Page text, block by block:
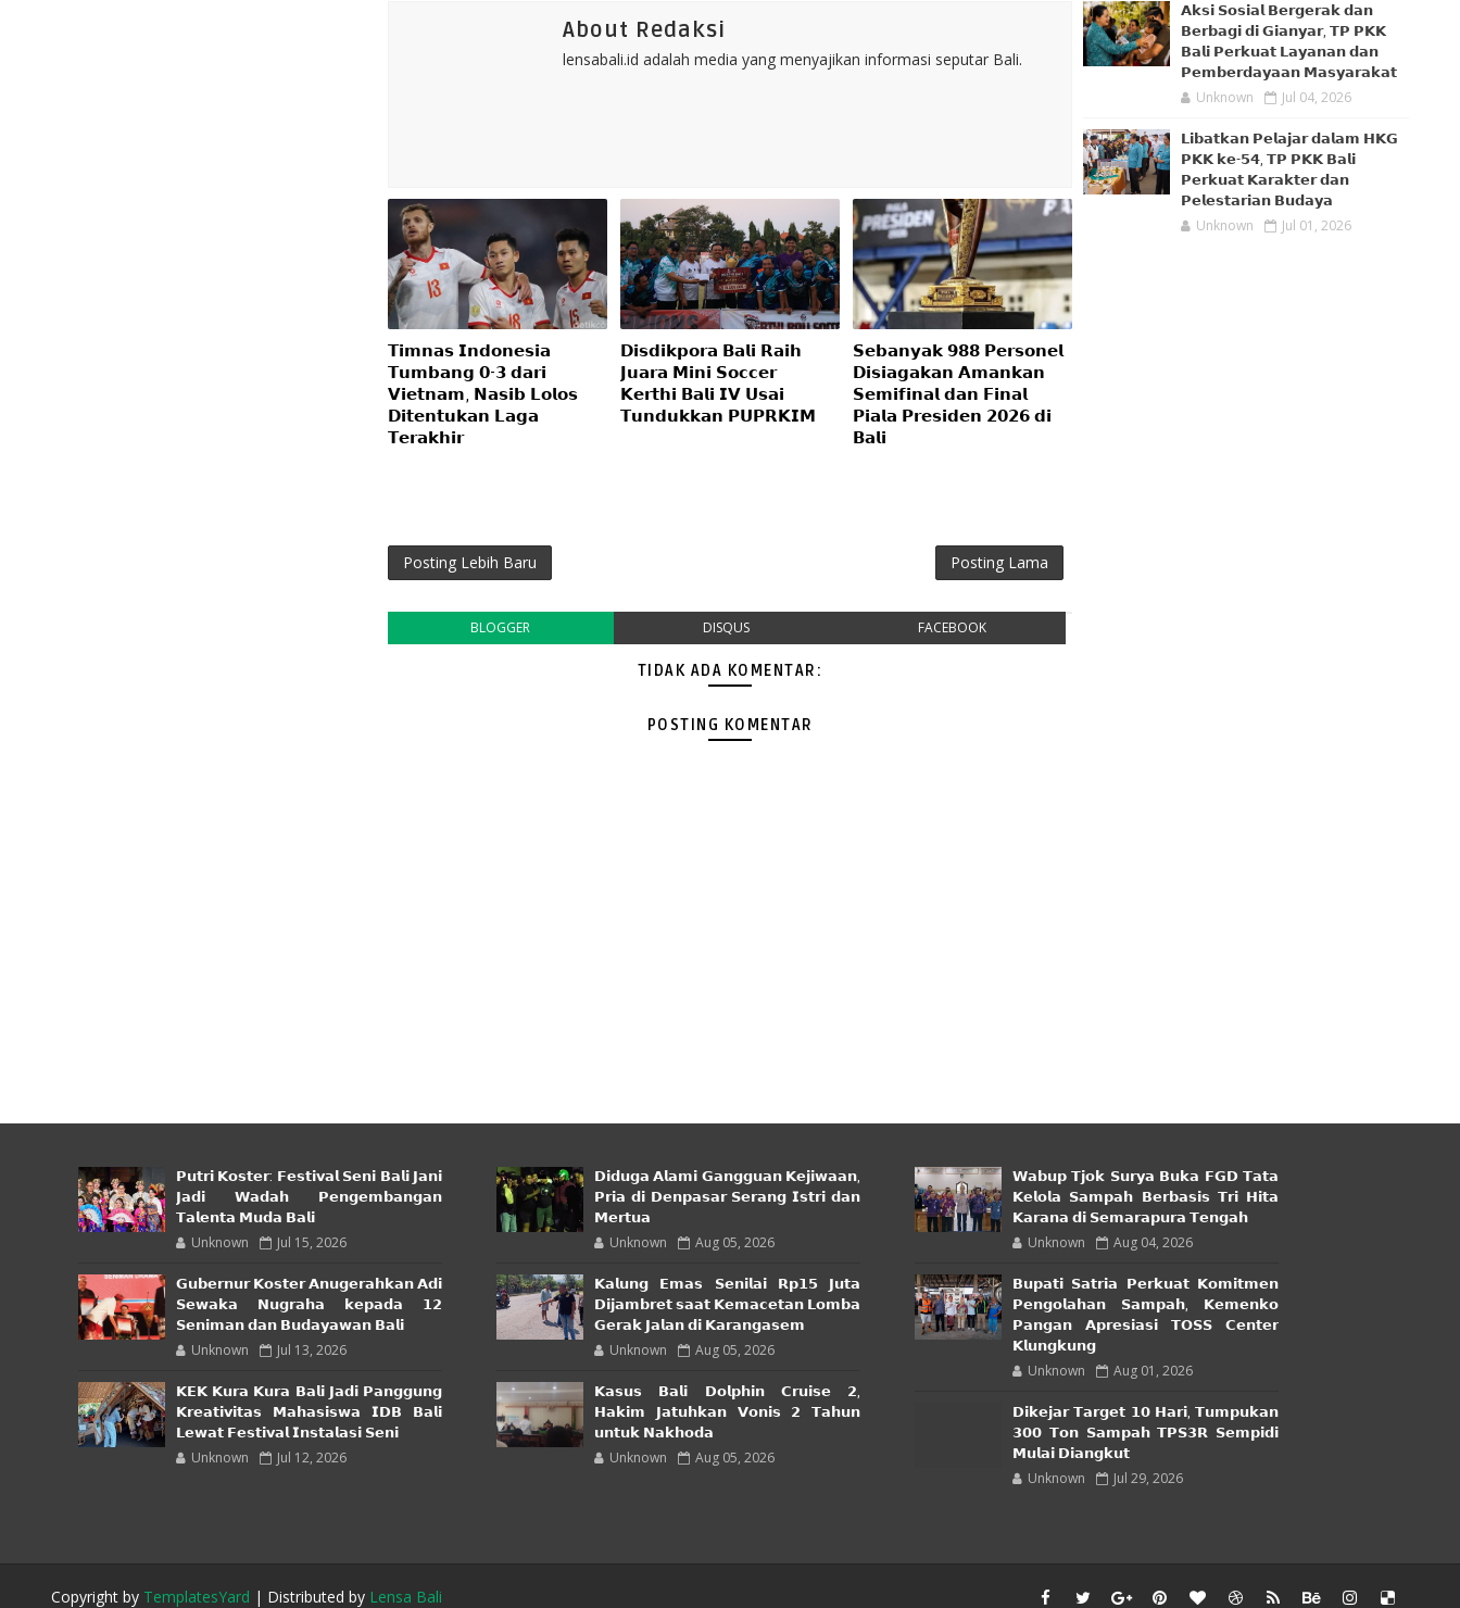
About Redaksi
lensabali.id adalah media yang menyajikan informasi seputar Bali.
𝗧𝗶𝗺𝗻𝗮𝘀 𝗜𝗻𝗱𝗼𝗻𝗲𝘀𝗶𝗮
𝗧𝘂𝗺𝗯𝗮𝗻𝗴 𝟬-𝟯 𝗱𝗮𝗿𝗶
𝗩𝗶𝗲𝘁𝗻𝗮𝗺, 𝗡𝗮𝘀𝗶𝗯 𝗟𝗼𝗹𝗼𝘀
𝗗𝗶𝘁𝗲𝗻𝘁𝘂𝗸𝗮𝗻 𝗟𝗮𝗴𝗮
𝗧𝗲𝗿𝗮𝗸𝗵𝗶𝗿
𝗗𝗶𝘀𝗱𝗶𝗸𝗽𝗼𝗿𝗮 𝗕𝗮𝗹𝗶 𝗥𝗮𝗶𝗵
𝗝𝘂𝗮𝗿𝗮 𝗠𝗶𝗻𝗶 𝗦𝗼𝗰𝗰𝗲𝗿
𝗞𝗲𝗿𝘁𝗵𝗶 𝗕𝗮𝗹𝗶 𝗜𝗩 𝗨𝘀𝗮𝗶
𝗧𝘂𝗻𝗱𝘂𝗸𝗸𝗮𝗻 𝗣𝗨𝗣𝗥𝗞𝗜𝗠
𝗦𝗲𝗯𝗮𝗻𝘆𝗮𝗸 𝟵𝟴𝟴 𝗣𝗲𝗿𝘀𝗼𝗻𝗲𝗹
𝗗𝗶𝘀𝗶𝗮𝗴𝗮𝗸𝗮𝗻 𝗔𝗺𝗮𝗻𝗸𝗮𝗻
𝗦𝗲𝗺𝗶𝗳𝗶𝗻𝗮𝗹 𝗱𝗮𝗻 𝗙𝗶𝗻𝗮𝗹
𝗣𝗶𝗮𝗹𝗮 𝗣𝗿𝗲𝘀𝗶𝗱𝗲𝗻 𝟮𝟬𝟮𝟲 𝗱𝗶
𝗕𝗮𝗹𝗶
Posting Lebih Baru Posting Lama
BLOGGER DISQUS FACEBOOK
TIDAK ADA KOMENTAR:
POSTING KOMENTAR
𝗔𝗸𝘀𝗶 𝗦𝗼𝘀𝗶𝗮𝗹 𝗕𝗲𝗿𝗴𝗲𝗿𝗮𝗸 𝗱𝗮𝗻
𝗕𝗲𝗿𝗯𝗮𝗴𝗶 𝗱𝗶 𝗚𝗶𝗮𝗻𝘆𝗮𝗿, 𝗧𝗣 𝗣𝗞𝗞
𝗕𝗮𝗹𝗶 𝗣𝗲𝗿𝗸𝘂𝗮𝘁 𝗟𝗮𝘆𝗮𝗻𝗮𝗻 𝗱𝗮𝗻
𝗣𝗲𝗺𝗯𝗲𝗿𝗱𝗮𝘆𝗮𝗮𝗻 𝗠𝗮𝘀𝘆𝗮𝗿𝗮𝗸𝗮𝘁
Unknown Jul 04, 2026
𝗟𝗶𝗯𝗮𝘁𝗸𝗮𝗻 𝗣𝗲𝗹𝗮𝗷𝗮𝗿 𝗱𝗮𝗹𝗮𝗺 𝗛𝗞𝗚
𝗣𝗞𝗞 𝗸𝗲-𝟱𝟰, 𝗧𝗣 𝗣𝗞𝗞 𝗕𝗮𝗹𝗶
𝗣𝗲𝗿𝗸𝘂𝗮𝘁 𝗞𝗮𝗿𝗮𝗸𝘁𝗲𝗿 𝗱𝗮𝗻
𝗣𝗲𝗹𝗲𝘀𝘁𝗮𝗿𝗶𝗮𝗻 𝗕𝘂𝗱𝗮𝘆𝗮
Unknown Jul 01, 2026
𝗣𝘂𝘁𝗿𝗶 𝗞𝗼𝘀𝘁𝗲𝗿: 𝗙𝗲𝘀𝘁𝗶𝘃𝗮𝗹 𝗦𝗲𝗻𝗶 𝗕𝗮𝗹𝗶 𝗝𝗮𝗻𝗶
𝗝𝗮𝗱𝗶 𝗪𝗮𝗱𝗮𝗵 𝗣𝗲𝗻𝗴𝗲𝗺𝗯𝗮𝗻𝗴𝗮𝗻
𝗧𝗮𝗹𝗲𝗻𝘁𝗮 𝗠𝘂𝗱𝗮 𝗕𝗮𝗹𝗶
Unknown Jul 15, 2026
𝗚𝘂𝗯𝗲𝗿𝗻𝘂𝗿 𝗞𝗼𝘀𝘁𝗲𝗿 𝗔𝗻𝘂𝗴𝗲𝗿𝗮𝗵𝗸𝗮𝗻 𝗔𝗱𝗶
𝗦𝗲𝘄𝗮𝗸𝗮 𝗡𝘂𝗴𝗿𝗮𝗵𝗮 𝗸𝗲𝗽𝗮𝗱𝗮 𝟭𝟮
𝗦𝗲𝗻𝗶𝗺𝗮𝗻 𝗱𝗮𝗻 𝗕𝘂𝗱𝗮𝘆𝗮𝘄𝗮𝗻 𝗕𝗮𝗹𝗶
Unknown Jul 13, 2026
𝗞𝗘𝗞 𝗞𝘂𝗿𝗮 𝗞𝘂𝗿𝗮 𝗕𝗮𝗹𝗶 𝗝𝗮𝗱𝗶 𝗣𝗮𝗻𝗴𝗴𝘂𝗻𝗴
𝗞𝗿𝗲𝗮𝘁𝗶𝘃𝗶𝘁𝗮𝘀 𝗠𝗮𝗵𝗮𝘀𝗶𝘀𝘄𝗮 𝗜𝗗𝗕 𝗕𝗮𝗹𝗶
𝗟𝗲𝘄𝗮𝘁 𝗙𝗲𝘀𝘁𝗶𝘃𝗮𝗹 𝗜𝗻𝘀𝘁𝗮𝗹𝗮𝘀𝗶 𝗦𝗲𝗻𝗶
Unknown Jul 12, 2026
𝗗𝗶𝗱𝘂𝗴𝗮 𝗔𝗹𝗮𝗺𝗶 𝗚𝗮𝗻𝗴𝗴𝘂𝗮𝗻 𝗞𝗲𝗷𝗶𝘄𝗮𝗮𝗻,
𝗣𝗿𝗶𝗮 𝗱𝗶 𝗗𝗲𝗻𝗽𝗮𝘀𝗮𝗿 𝗦𝗲𝗿𝗮𝗻𝗴 𝗜𝘀𝘁𝗿𝗶 𝗱𝗮𝗻
𝗠𝗲𝗿𝘁𝘂𝗮
Unknown Aug 05, 2026
𝗞𝗮𝗹𝘂𝗻𝗴 𝗘𝗺𝗮𝘀 𝗦𝗲𝗻𝗶𝗹𝗮𝗶 𝗥𝗽𝟭𝟱 𝗝𝘂𝘁𝗮
𝗗𝗶𝗷𝗮𝗺𝗯𝗿𝗲𝘁 𝘀𝗮𝗮𝘁 𝗞𝗲𝗺𝗮𝗰𝗲𝘁𝗮𝗻 𝗟𝗼𝗺𝗯𝗮
𝗚𝗲𝗿𝗮𝗸 𝗝𝗮𝗹𝗮𝗻 𝗱𝗶 𝗞𝗮𝗿𝗮𝗻𝗴𝗮𝘀𝗲𝗺
Unknown Aug 05, 2026
𝗞𝗮𝘀𝘂𝘀 𝗕𝗮𝗹𝗶 𝗗𝗼𝗹𝗽𝗵𝗶𝗻 𝗖𝗿𝘂𝗶𝘀𝗲 𝟮,
𝗛𝗮𝗸𝗶𝗺 𝗝𝗮𝘁𝘂𝗵𝗸𝗮𝗻 𝗩𝗼𝗻𝗶𝘀 𝟮 𝗧𝗮𝗵𝘂𝗻
𝘂𝗻𝘁𝘂𝗸 𝗡𝗮𝗸𝗵𝗼𝗱𝗮
Unknown Aug 05, 2026
𝗪𝗮𝗯𝘂𝗽 𝗧𝗷𝗼𝗸 𝗦𝘂𝗿𝘆𝗮 𝗕𝘂𝗸𝗮 𝗙𝗚𝗗 𝗧𝗮𝘁𝗮
𝗞𝗲𝗹𝗼𝗹𝗮 𝗦𝗮𝗺𝗽𝗮𝗵 𝗕𝗲𝗿𝗯𝗮𝘀𝗶𝘀 𝗧𝗿𝗶 𝗛𝗶𝘁𝗮
𝗞𝗮𝗿𝗮𝗻𝗮 𝗱𝗶 𝗦𝗲𝗺𝗮𝗿𝗮𝗽𝘂𝗿𝗮 𝗧𝗲𝗻𝗴𝗮𝗵
Unknown Aug 04, 2026
𝗕𝘂𝗽𝗮𝘁𝗶 𝗦𝗮𝘁𝗿𝗶𝗮 𝗣𝗲𝗿𝗸𝘂𝗮𝘁 𝗞𝗼𝗺𝗶𝘁𝗺𝗲𝗻
𝗣𝗲𝗻𝗴𝗼𝗹𝗮𝗵𝗮𝗻 𝗦𝗮𝗺𝗽𝗮𝗵, 𝗞𝗲𝗺𝗲𝗻𝗸𝗼
𝗣𝗮𝗻𝗴𝗮𝗻 𝗔𝗽𝗿𝗲𝘀𝗶𝗮𝘀𝗶 𝗧𝗢𝗦𝗦 𝗖𝗲𝗻𝘁𝗲𝗿
𝗞𝗹𝘂𝗻𝗴𝗸𝘂𝗻𝗴
Unknown Aug 01, 2026
𝗗𝗶𝗸𝗲𝗷𝗮𝗿 𝗧𝗮𝗿𝗴𝗲𝘁 𝟭𝟬 𝗛𝗮𝗿𝗶, 𝗧𝘂𝗺𝗽𝘂𝗸𝗮𝗻
𝟯𝟬𝟬 𝗧𝗼𝗻 𝗦𝗮𝗺𝗽𝗮𝗵 𝗧𝗣𝗦𝟯𝗥 𝗦𝗲𝗺𝗽𝗶𝗱𝗶
𝗠𝘂𝗹𝗮𝗶 𝗗𝗶𝗮𝗻𝗴𝗸𝘂𝘁
Unknown Jul 29, 2026
Copyright by TemplatesYard | Distributed by Lensa Bali